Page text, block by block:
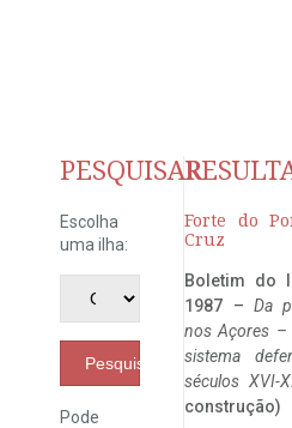
PESQUISAR
Escolha
uma ilha:
Pesquisar
Pode
Forte do
Cruz
Boletim do
1987 – Da
nos Açores –
sistema
séculos XVI-
construção)